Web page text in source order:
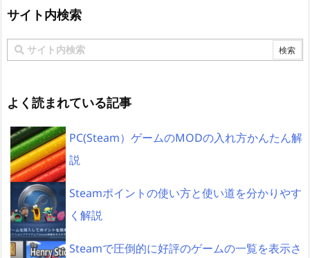
サイト内検索
よく読まれている記事
PC(Steam）ゲームのMODの入れ方かんたん解
説
Steamポイントの使い方と使い道を分かりやす
く解説
Steamで圧倒的に好評のゲームの一覧を表示さ